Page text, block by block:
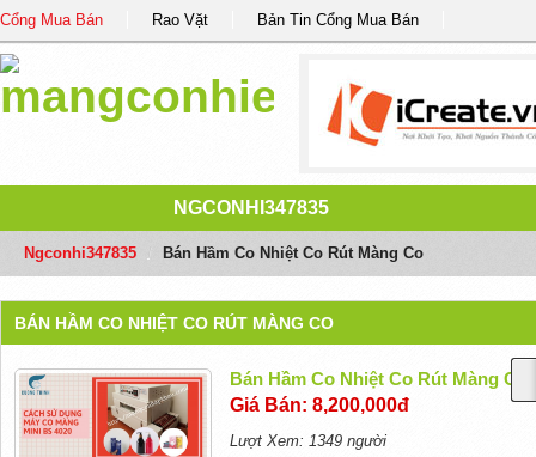
Cổng Mua Bán Rao Vặt Bản Tin Cổng Mua Bán
NGCONHI347835
Ngconhi347835 Bán Hầm Co Nhiệt Co Rút Màng Co
BÁN HẦM CO NHIỆT CO RÚT MÀNG CO
Bán Hầm Co Nhiệt Co Rút Màng Co
Giá Bán: 8,200,000đ
Lượt Xem: 1349 người